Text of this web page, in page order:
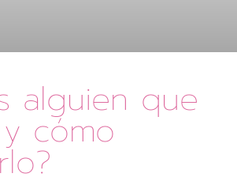
alguien que
cómo